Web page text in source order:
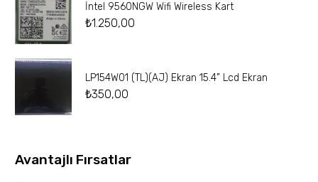
İntel 9560NGW Wifi Wireless Kart
₺1.250,00
LP154W01 (TL)(AJ) Ekran 15.4” Lcd Ekran
₺350,00
Avantajlı Fırsatlar